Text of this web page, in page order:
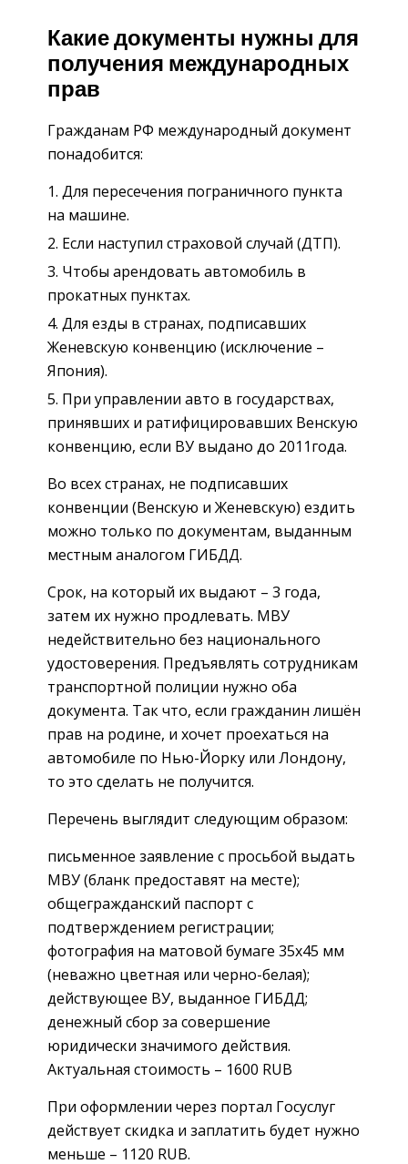
Какие документы нужны для
получения международных
прав
Гражданам РФ международный документ
понадобится:
Для пересечения пограничного пункта
на машине.
Если наступил страховой случай (ДТП).
Чтобы арендовать автомобиль в
прокатных пунктах.
Для езды в странах, подписавших
Женевскую конвенцию (исключение –
Япония).
При управлении авто в государствах,
принявших и ратифицировавших Венскую
конвенцию, если ВУ выдано до 2011года.
Во всех странах, не подписавших
конвенции (Венскую и Женевскую) ездить
можно только по документам, выданным
местным аналогом ГИБДД.
Срок, на который их выдают – 3 года,
затем их нужно продлевать. МВУ
недействительно без национального
удостоверения. Предъявлять сотрудникам
транспортной полиции нужно оба
документа. Так что, если гражданин лишён
прав на родине, и хочет проехаться на
автомобиле по Нью-Йорку или Лондону,
то это сделать не получится.
Перечень выглядит следующим образом:
письменное заявление с просьбой выдать
МВУ (бланк предоставят на месте);
общегражданский паспорт с
подтверждением регистрации;
фотография на матовой бумаге 35х45 мм
(неважно цветная или черно-белая);
действующее ВУ, выданное ГИБДД;
денежный сбор за совершение
юридически значимого действия.
Актуальная стоимость – 1600 RUB
При оформлении через портал Госуслуг
действует скидка и заплатить будет нужно
меньше – 1120 RUB.